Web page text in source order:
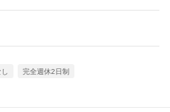
完全週休2日制